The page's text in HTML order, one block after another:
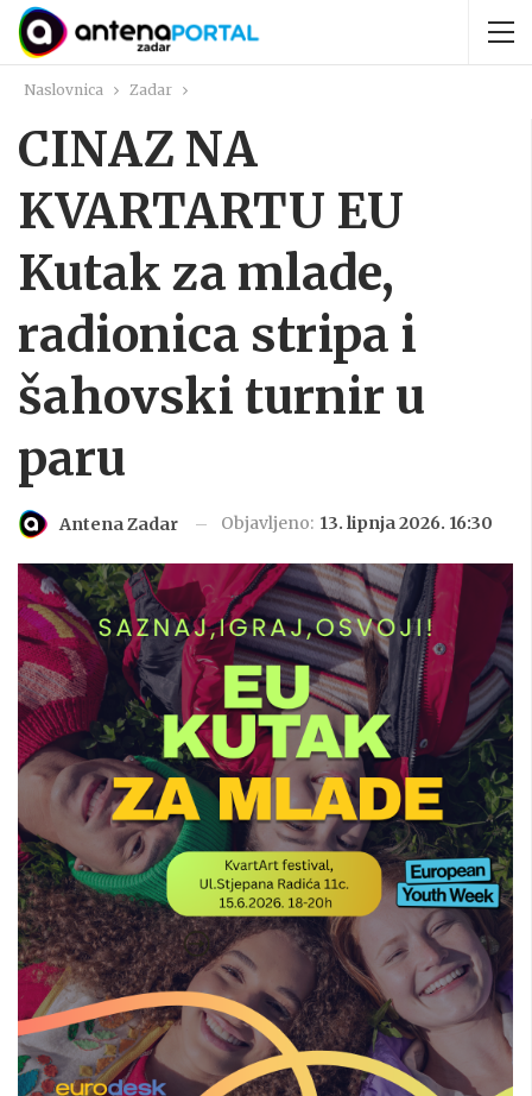
Naslovnica Zadar
CINAZ NA
KVARTARTU EU
Kutak za mlade,
radionica stripa i
šahovski turnir u
paru
Antena Zadar Objavljeno: 13. lipnja 2026. 16:30